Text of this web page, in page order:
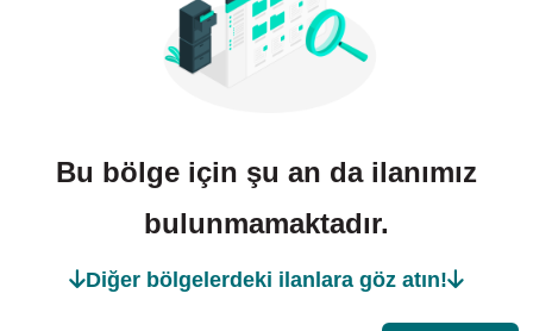
Bu bölge için şu an da ilanımız
bulunmamaktadır.
Diğer bölgelerdeki ilanlara göz atın!